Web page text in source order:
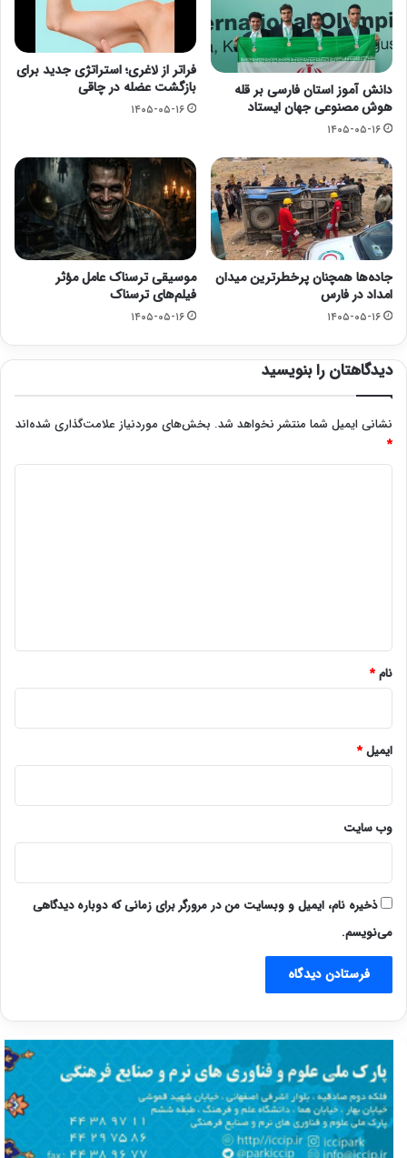
دانش آموز استان فارسی بر قله
هوش مصنوعی جهان ایستاد
۱۴۰۵-۰۵-۱۶
فراتر از لاغری؛ استراتژی جدید برای
بازگشت عضله در چاقی
۱۴۰۵-۰۵-۱۶
جاده‌ها همچنان پرخطرترین میدان
امداد در فارس
۱۴۰۵-۰۵-۱۶
موسیقی ترسناک عامل مؤثر
فیلم‌های ترسناک
۱۴۰۵-۰۵-۱۶
دیدگاهتان را بنویسید
نشانی ایمیل شما منتشر نخواهد شد. بخش‌های موردنیاز علامت‌گذاری شده‌اند
*
نام*
ایمیل*
وب‌ سایت
ذخیره نام، ایمیل و وبسایت من در مرورگر برای زمانی که دوباره دیدگاهی
می‌نویسم.